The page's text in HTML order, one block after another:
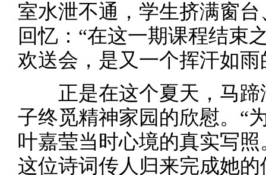
室水泄不通，学生挤满窗
回忆：“在这一期课程结束
欢送会，是又一个挥汗如雨
正是在这个夏天，马
子终觅精神家园的欣慰。“
叶嘉莹当时心境的真实写
这位诗词传人归来完成她的